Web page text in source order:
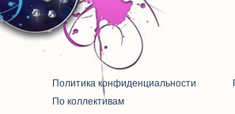
Политика конфиденциальности
По коллективам